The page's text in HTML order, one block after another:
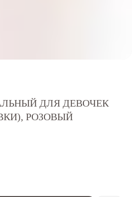
ДЛЯ ДЕВОЧЕК
РОЗОВЫЙ